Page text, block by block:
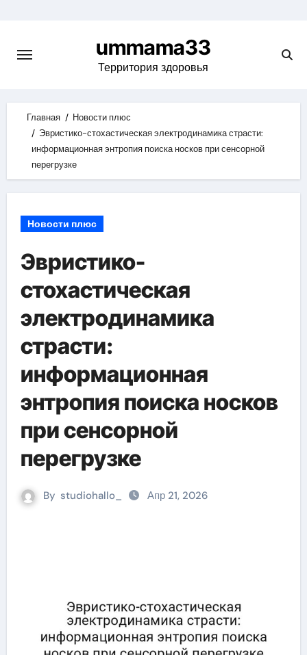
content
ummama33
Территория здоровья
Главная
Новости плюс
Эвристико-стохастическая электродинамика страсти:
информационная энтропия поиска носков при сенсорной
перегрузке
Новости плюс
Эвристико-
стохастическая
электродинамика
страсти:
информационная
энтропия поиска носков
при сенсорной
перегрузке
By studiohallo_ Апр 21, 2026